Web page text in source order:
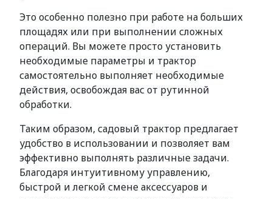
Это особенно полезно при работе на больших
площадях или при выполнении сложных
операций. Вы можете просто установить
необходимые параметры и трактор
самостоятельно выполняет необходимые
действия, освобождая вас от рутинной
обработки.
Таким образом, садовый трактор предлагает
удобство в использовании и позволяет вам
эффективно выполнять различные задачи.
Благодаря интуитивному управлению,
быстрой и легкой смене аксессуаров и